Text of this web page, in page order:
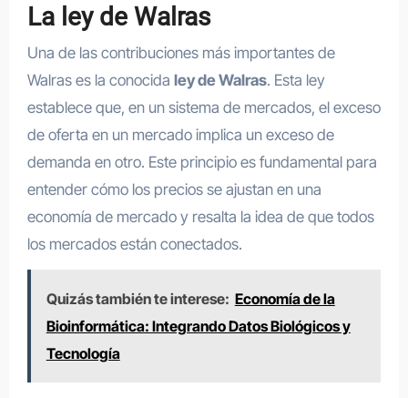
La ley de Walras
Una de las contribuciones más importantes de
Walras es la conocida ley de Walras. Esta ley
establece que, en un sistema de mercados, el exceso
de oferta en un mercado implica un exceso de
demanda en otro. Este principio es fundamental para
entender cómo los precios se ajustan en una
economía de mercado y resalta la idea de que todos
los mercados están conectados.
Quizás también te interese: Economía de la
Bioinformática: Integrando Datos Biológicos y
Tecnología